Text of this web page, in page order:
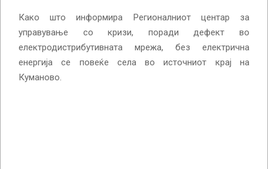
Како што информира Регионалниот центар за
управување со кризи, поради дефект во
електродистрибутивната мрежа, без електрична
енергија се повеќе села во источниот крај на
Куманово.